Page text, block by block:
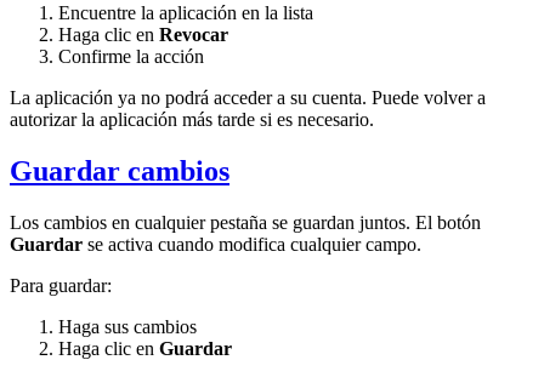
Encuentre la aplicación en la lista
Haga clic en Revocar
Confirme la acción
La aplicación ya no podrá acceder a su cuenta. Puede volver a
autorizar la aplicación más tarde si es necesario.
Guardar cambios
Los cambios en cualquier pestaña se guardan juntos. El botón
Guardar se activa cuando modifica cualquier campo.
Para guardar:
Haga sus cambios
Haga clic en Guardar